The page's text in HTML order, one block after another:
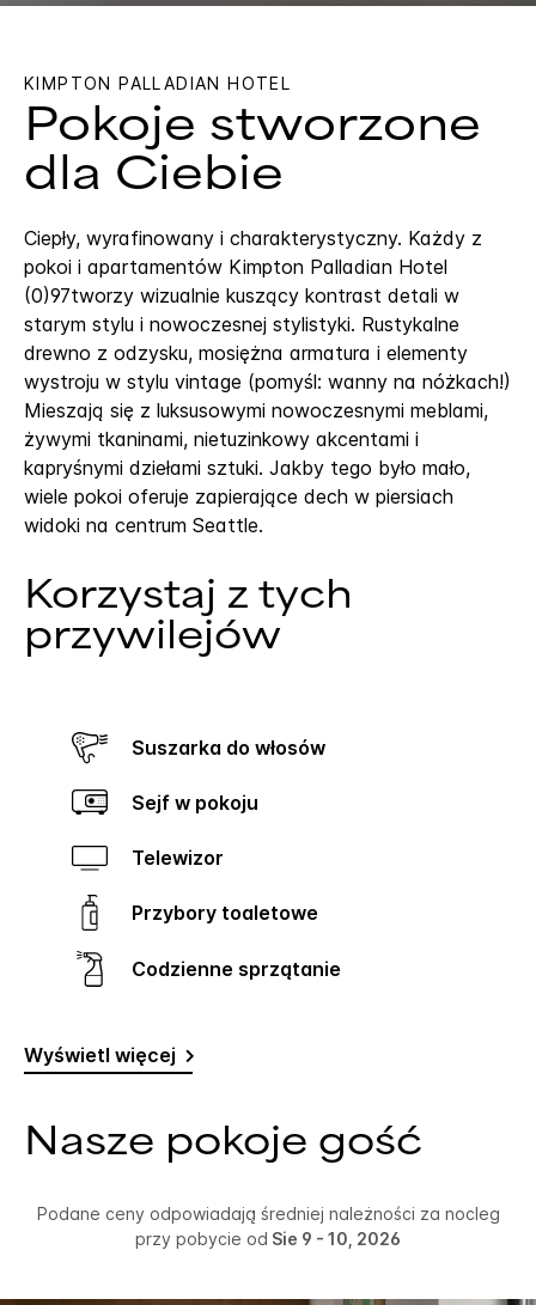
KIMPTON PALLADIAN HOTEL
Pokoje stworzone
dla Ciebie
Ciepły, wyrafinowany i charakterystyczny. Każdy z
pokoi i apartamentów Kimpton Palladian Hotel
(0)97tworzy wizualnie kuszący kontrast detali w
starym stylu i nowoczesnej stylistyki. Rustykalne
drewno z odzysku, mosiężna armatura i elementy
wystroju w stylu vintage (pomyśl: wanny na nóżkach!)
Mieszają się z luksusowymi nowoczesnymi meblami,
żywymi tkaninami, nietuzinkowy akcentami i
kapryśnymi dziełami sztuki. Jakby tego było mało,
wiele pokoi oferuje zapierające dech w piersiach
widoki na centrum Seattle.
Korzystaj z tych
przywilejów
Suszarka do włosów
Sejf w pokoju
Telewizor
Przybory toaletowe
Codzienne sprzątanie
Wyświetl więcej
Nasze pokoje gość
Podane ceny odpowiadają średniej należności za nocleg
przy pobycie od Sie 9 - 10, 2026